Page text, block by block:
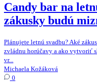
Candy bar na
zákusky budú
Plánujete letnú svadbu? Aké
zvládnu horúčavy a ako vytvoriť
vr...
Michaela Kožáková
0